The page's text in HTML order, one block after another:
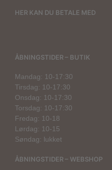
HER KAN DU BETALE MED
ÅBNINGSTIDER – BUTIK
Mandag: 10-17:30
Tirsdag: 10-17:30
Onsdag: 10-17:30
Torsdag: 10-17:30
Fredag: 10-18
Lørdag: 10-15
Søndag: lukket
ÅBNINGSTIDER – WEBSHOP